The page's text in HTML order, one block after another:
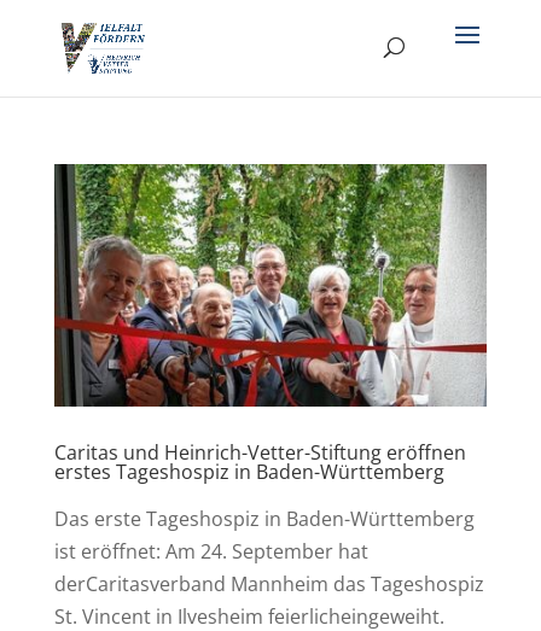
Caritas und Heinrich-Vetter-Stiftung eröffnen
erstes Tageshospiz in Baden-Württemberg
Das erste Tageshospiz in Baden-Württemberg
ist eröffnet: Am 24. September hat
derCaritasverband Mannheim das Tageshospiz
St. Vincent in Ilvesheim feierlicheingeweiht.